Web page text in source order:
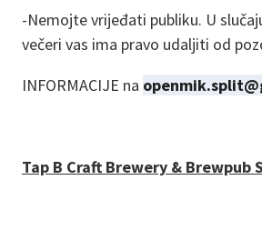
-Nemojte vrijeđati publiku. U
večeri vas ima pravo udaljiti od
INFORMACIJE na
Tap B Craft Brewery & Brewpub